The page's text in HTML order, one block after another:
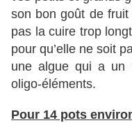
son bon goût de
pas la cuire trop
pour qu’elle ne soit
une algue qui a un
oligo-éléments.
Pour 14 pots